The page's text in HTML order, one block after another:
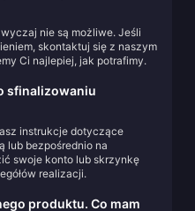
nie są możliwe. Jeśli
skontaktuj się z naszym
Ci najlepiej, jak potrafimy.
sfinalizowaniu
instrukcje dotyczące
lub bezpośrednio na
swoje konto lub skrzynkę
realizacji.
produktu. Co mam